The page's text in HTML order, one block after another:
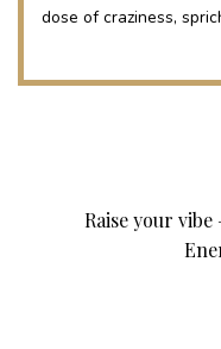
dose of craziness,
Raise your vibe